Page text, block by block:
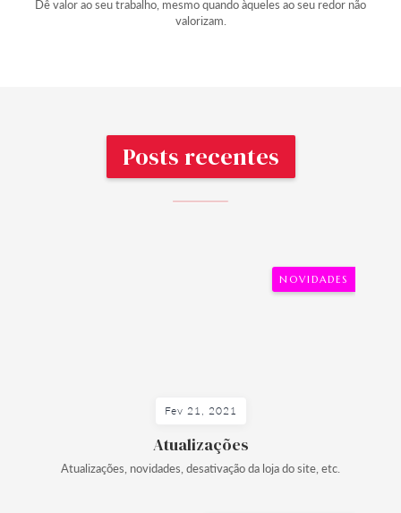
Dê valor ao seu trabalho, mesmo quando àqueles ao seu redor não
valorizam.
Posts recentes
NOVIDADES
Fev 21, 2021
Atualizações
Atualizações, novidades, desativação da loja do site, etc.